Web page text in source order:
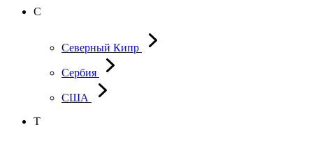
С
Северный Кипр
Сербия
США
Т